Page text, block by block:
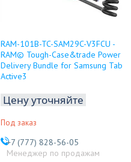
RAM-101B-TC-SAM29C-V3FCU -
RAM© Tough-Case&trade Power
Delivery Bundle for Samsung Tab
Active3
Цену уточняйте
Под заказ
+7 (777) 828-56-05
Менеджер по продажам